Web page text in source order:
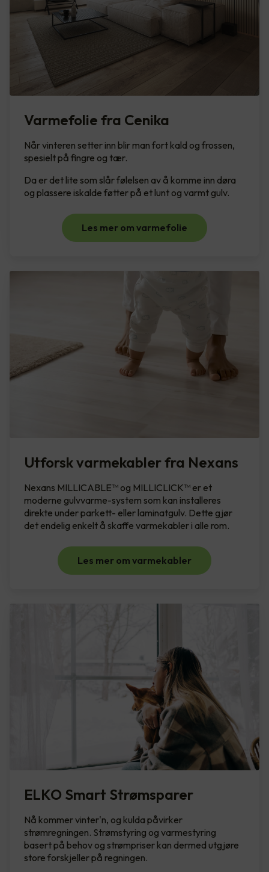
Varmefolie fra Cenika
Når vinteren setter inn blir man fort kald og frossen,
spesielt på fingre og tær.
Da er det lite som slår følelsen av å komme inn døra
og plassere iskalde føtter på et lunt og varmt gulv.
Les mer om varmefolie
Utforsk varmekabler fra Nexans
Nexans MILLICABLE™ og MILLICLICK™ er et
moderne gulvvarme-system som kan installeres
direkte under parkett- eller laminatgulv. Dette gjør
det endelig enkelt å skaffe varmekabler i alle rom.
Les mer om varmekabler
ELKO Smart Strømsparer
Nå kommer vinter'n, og kulda påvirker
strømregningen. Strømstyring og varmestyring
basert på behov og strømpriser kan dermed utgjøre
store forskjeller på regningen.